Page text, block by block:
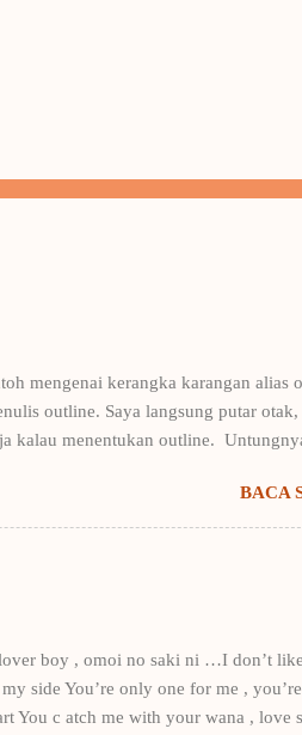
mengenai kerangka karangan alias
outline. Saya langsung putar otak,
kalau menentukan outline.
adalah menulis kerangka
Be Platonic . Dan kerangka
mengantarkan saya ke
keempat penulis lain di bawah
BACA
boy , omoi no saki ni …I don’t
side You’re only one for me ,
You c atch me with your wana ,